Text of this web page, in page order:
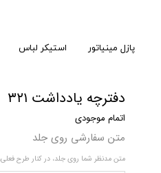
پازل مینیاتور
استیکر لباس
دفترچه یادداشت ۳۲۱
اتمام موجودی
متن سفارشی روی جلد
متن مدنظر شما روی جلد، در کنار طرح